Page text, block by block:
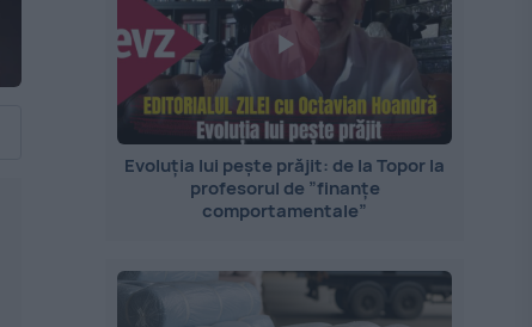
Evoluția lui pește prăjit: de la Topor la
profesorul de ”finanțe
comportamentale”